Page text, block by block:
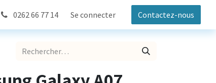
0262 66 77 14 Se connecter Contactez-nous